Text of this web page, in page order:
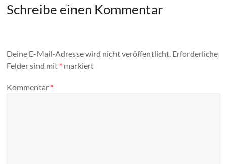
Schreibe einen Kommentar
Deine E-Mail-Adresse wird nicht veröffentlicht. Erforderliche
Felder sind mit * markiert
Kommentar *